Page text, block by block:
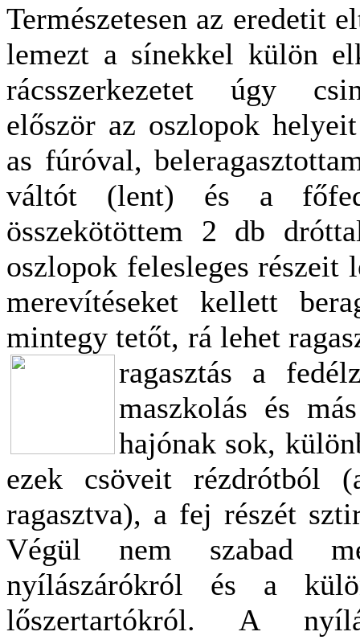
Természetesen az eredetit
lemezt a sínekkel külön
rácsszerkezetet úgy
először az oszlopok
as fúróval,
váltót (lent) és a
összekötöttem 2 db
oszlopok felesleges részeit
merevítéseket kellett
mintegy tetőt, rá lehet
ragasztás a
maszkolás és
hajónak sok,
ezek csöveit rézdrótból
ragasztva), a fej részét
Végül nem szabad
nyílászárókról és a
lőszertartókról. A